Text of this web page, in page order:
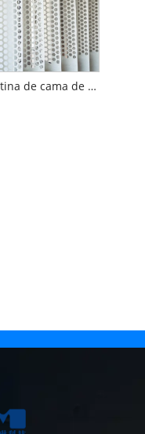
Cortina de cama de malla de cubículo de partición de hospital